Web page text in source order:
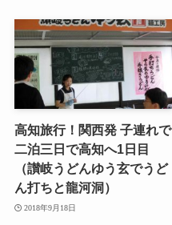
高知旅行！関西発 子連れで
二泊三日で高知へ1日目
（讃岐うどんゆう玄でうど
ん打ちと龍河洞）
2018年9月18日